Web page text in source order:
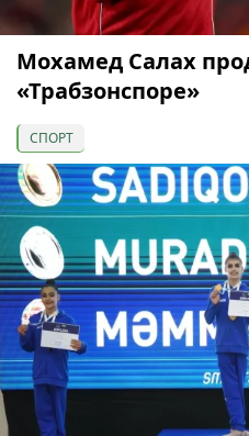
Мохамед Салах
«Трабзонспоре»
СПОРТ